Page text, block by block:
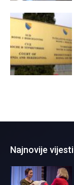
Najnovije vijesti